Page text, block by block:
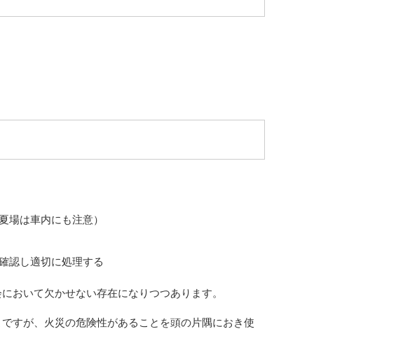
場は車内にも注意）
認し適切に処理する
おいて欠かせない存在になりつつあります。
すが、火災の危険性があることを頭の片隅におき使